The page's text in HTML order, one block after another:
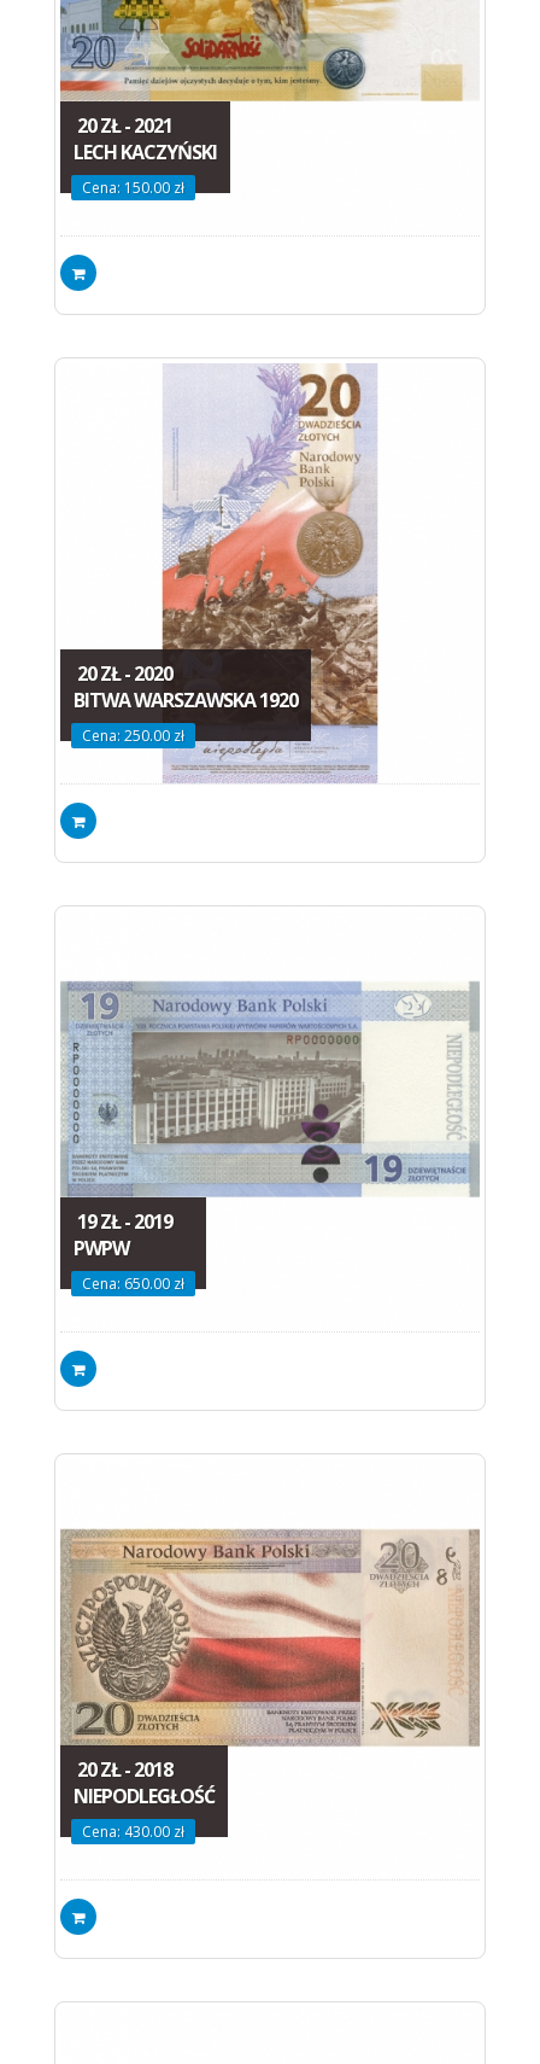
20 ZŁ - 2021
LECH KACZYŃSKI
Cena: 150.00 zł
20 ZŁ - 2020
BITWA WARSZAWSKA 1920
Cena: 250.00 zł
19 ZŁ - 2019
PWPW
Cena: 650.00 zł
20 ZŁ - 2018
NIEPODLEGŁOŚĆ
Cena: 430.00 zł